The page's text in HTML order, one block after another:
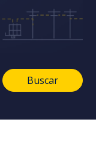
Buscar